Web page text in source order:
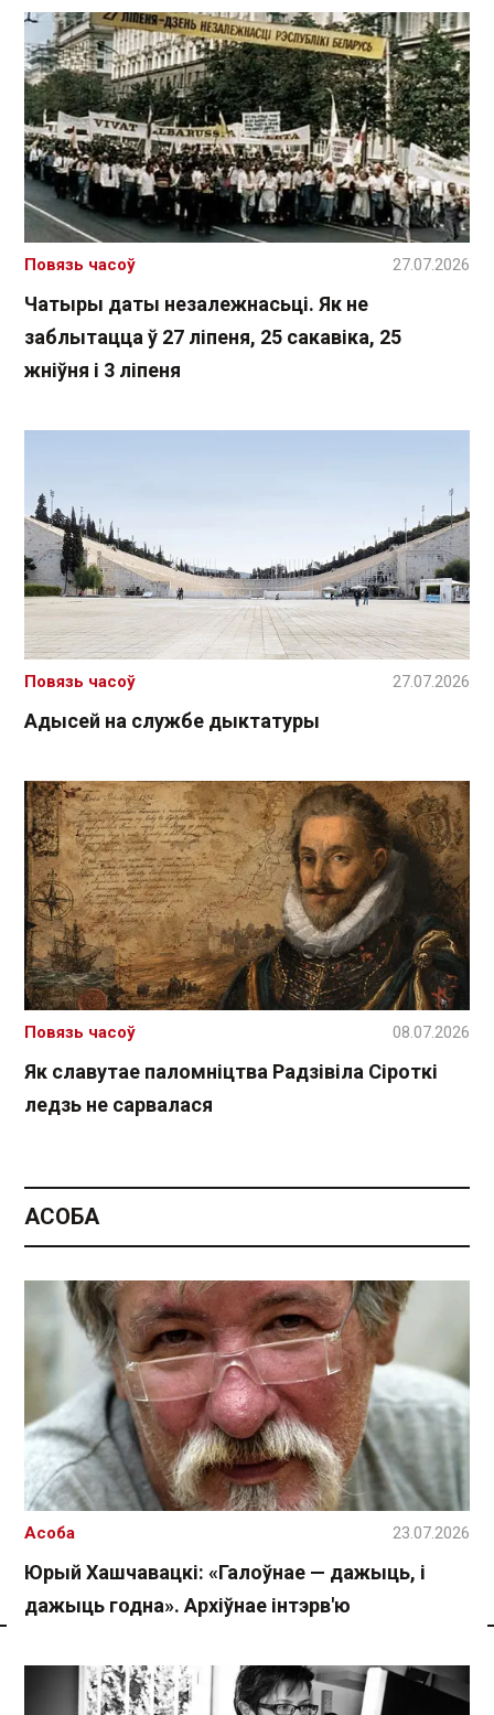
Чатыры даты незалежнасьці. Як не
заблытацца ў 27 ліпеня, 25 сакавіка, 25
жніўня і 3 ліпеня
Повязь часоў 27.07.2026
Адысей на службе дыктатуры
Повязь часоў 27.07.2026
Як славутае паломніцтва Радзівіла Сіроткі
ледзь не сарвалася
Повязь часоў 08.07.2026
АСОБА
Юрый Хашчавацкі: «Галоўнае — дажыць, і
дажыць годна». Архіўнае інтэрв'ю
Асоба 23.07.2026